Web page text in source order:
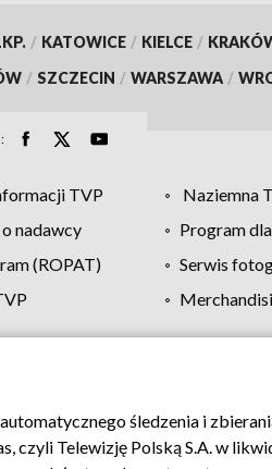
/ KATOWICE / KIELCE /
/ SZCZECIN / WARSZAWA /
TVP Naziemna
nadawcy
Program
(ROPAT)
Serwis
zgody Pomoc Biuro
śledzenia i
Telewizję Polską S.A. w